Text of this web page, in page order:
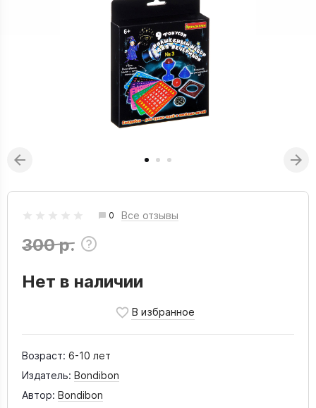
0 Все отзывы
300 р.
Нет в наличии
Возраст: 6-10 лет
Издатель: Bondibon
Автор: Bondibon